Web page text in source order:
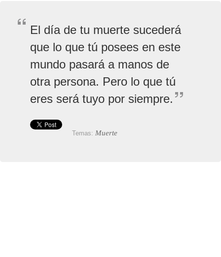
El día de tu muerte sucederá
que lo que tú posees en este
mundo pasará a manos de
otra persona. Pero lo que tú
eres será tuyo por siempre.
Temas: Muerte